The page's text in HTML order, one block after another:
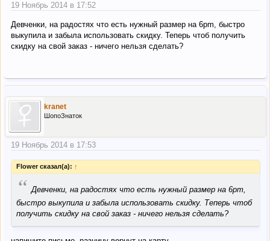
19 Ноябрь 2014 в 17:52
Девченки, на радостях что есть нужный размер на 6pm, быстро
выкупила и забыла использовать скидку. Теперь чтоб получить
скидку на свой заказ - ничего нельзя сделать?
kranet
ШопоЗнаток
19 Ноябрь 2014 в 17:53
Flower сказал(а): ↑
“ Девченки, на радостях что есть нужный размер на 6pm,
быстро выкупила и забыла использовать скидку. Теперь чтоб
получить скидку на свой заказ - ничего нельзя сделать?